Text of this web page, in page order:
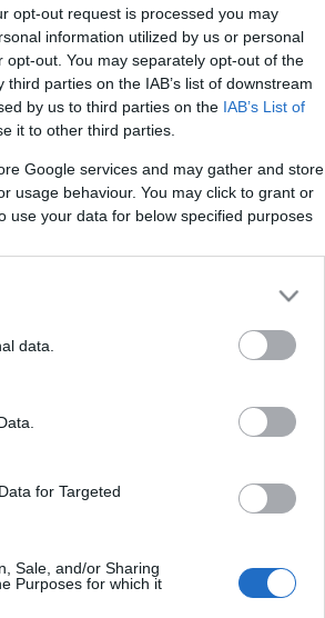
opt-out request is processed you may
information utilized by us or personal
out. You may separately opt-out of the
parties on the IAB’s list of downstream
by us to third parties on the IAB’s List of
it to other third parties.
Google services and may gather and store
usage behaviour. You may click to grant or
use your data for below specified purposes
data.
for Targeted
Sale, and/or Sharing
Purposes for which it